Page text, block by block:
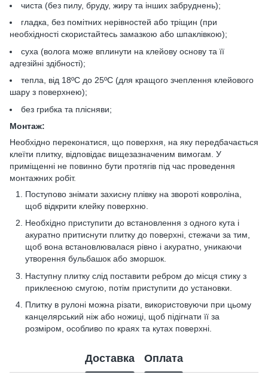
чиста (без пилу, бруду, жиру та інших забруднень);
гладка, без помітних нерівностей або тріщин (при
необхідності скористайтесь замазкою або шпаклівкою);
суха (волога може вплинути на клейову основу та її
адгезійні здібності);
тепла, від 18ºС до 25ºС (для кращого зчеплення клейового
шару з поверхнею);
без грибка та плісняви;
Монтаж:
Необхідно переконатися, що поверхня, на яку передбачається
клеїти плитку, відповідає вищезазначеним вимогам. У
приміщенні не повинно бути протягів під час проведення
монтажних робіт.
Поступово знімати захисну плівку на звороті ковроліна,
щоб відкрити клейку поверхню.
Необхідно приступити до встановлення з одного кута і
акуратно притиснути плитку до поверхні, стежачи за тим,
щоб вона встановлювалася рівно і акуратно, уникаючи
утворення бульбашок або зморшок.
Наступну плитку слід поставити ребром до місця стику з
приклеєною смугою, потім приступити до установки.
Плитку в рулоні можна різати, використовуючи при цьому
канцелярський ніж або ножиці, щоб підігнати її за
розміром, особливо по краях та кутах поверхні.
Доставка Оплата